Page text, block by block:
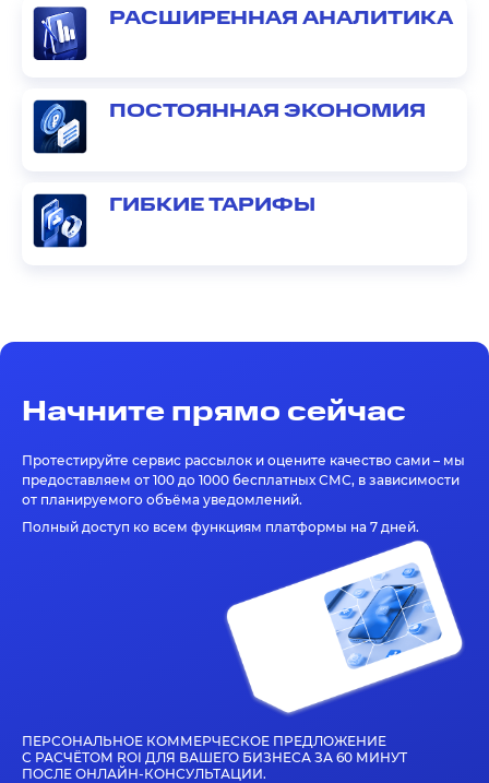
РАСШИРЕННАЯ АНАЛИТИКА
ПОСТОЯННАЯ ЭКОНОМИЯ
ГИБКИЕ ТАРИФЫ
Начните прямо сейчас
Протестируйте сервис рассылок и оцените качество сами – мы
предоставляем от 100 до 1000 бесплатных СМС, в зависимости
от планируемого объёма уведомлений.
Полный доступ ко всем функциям платформы на 7 дней.
ПЕРСОНАЛЬНОЕ КОММЕРЧЕСКОЕ ПРЕДЛОЖЕНИЕ
С РАСЧЁТОМ ROI ДЛЯ ВАШЕГО БИЗНЕСА ЗА 60 МИНУТ
ПОСЛЕ ОНЛАЙН-КОНСУЛЬТАЦИИ.